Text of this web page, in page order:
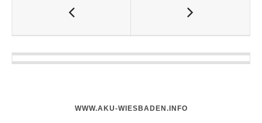
WWW.AKU-WIESBADEN.INFO